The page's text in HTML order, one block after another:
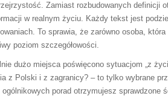
Zamiast rozbudowanych definicji
w realnym życiu. Każdy tekst jest
To sprawia, że zarówno osoba,
poziom szczegółowości.
dużo miejsca poświęcono sytuacjom „z
z Polski i z zagranicy? – to tylko wybrane
porad otrzymujesz sprawdzone